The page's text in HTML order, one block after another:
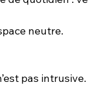
neutre.
pas intrusive.